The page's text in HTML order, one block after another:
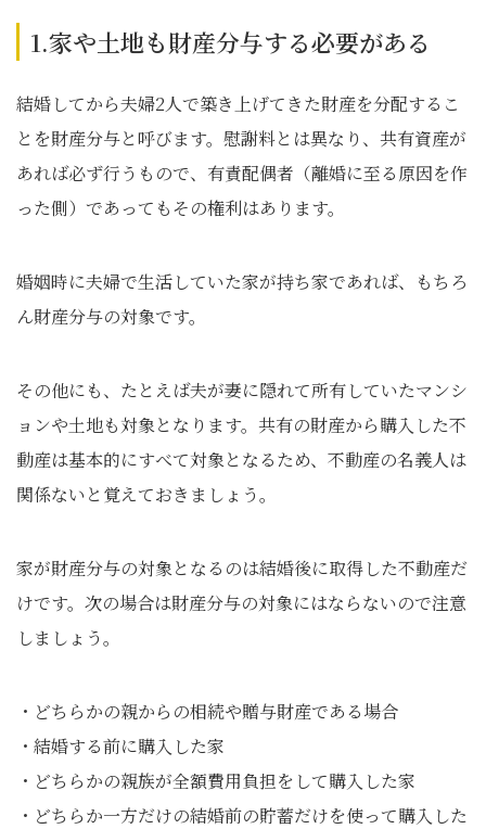
1.家や土地も財産分与する必要がある
結婚してから夫婦2人で築き上げてきた財産を分配するこ
とを財産分与と呼びます。慰謝料とは異なり、共有資産が
あれば必ず行うもので、有責配偶者（離婚に至る原因を作
った側）であってもその権利はあります。
婚姻時に夫婦で生活していた家が持ち家であれば、もちろ
ん財産分与の対象です。
その他にも、たとえば夫が妻に隠れて所有していたマンシ
ョンや土地も対象となります。共有の財産から購入した不
動産は基本的にすべて対象となるため、不動産の名義人は
関係ないと覚えておきましょう。
家が財産分与の対象となるのは結婚後に取得した不動産だ
けです。次の場合は財産分与の対象にはならないので注意
しましょう。
・どちらかの親からの相続や贈与財産である場合
・結婚する前に購入した家
・どちらかの親族が全額費用負担をして購入した家
・どちらか一方だけの結婚前の貯蓄だけを使って購入した